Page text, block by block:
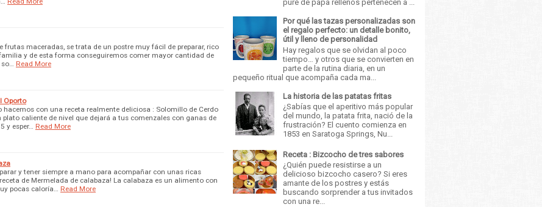
frutas maceradas, se trata de un postre muy fácil de preparar, rico
y de esta forma conseguiremos comer mayor cantidad de
Read More
Oporto
hacemos con una receta realmente deliciosa : Solomillo de Cerdo
plato caliente de nivel que dejará a tus comenzales con ganas de
y esper…
Read More
y tener siempre a mano para acompañar con unas ricas
de Mermelada de calabaza! La calabaza es un alimento con
pocas caloría…
Read More
puré de papa rellenos pertenecen a ...
Por qué las tazas personalizadas son
el regalo perfecto: un detalle bonito,
útil y lleno de personalidad
Hay regalos que se olvidan al poco
tiempo… y otros que se convierten en
parte de la rutina diaria, en un
pequeño ritual que acompaña cada ma...
La historia de las patatas fritas
¿Sabías que el aperitivo más popular
del mundo, la patata frita, nació de la
frustración? El cuento comienza en
1853 en Saratoga Springs, Nu...
Receta : Bizcocho de tres sabores
¿Quién puede resistirse a un
delicioso bizcocho casero? Si eres
amante de los postres y estás
buscando sorprender a tus invitados
con una re...